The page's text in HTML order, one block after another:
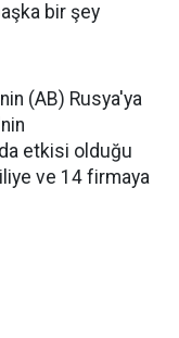
bir şey
(AB) Rusya'ya
etkisi olduğu
ve 14 firmaya